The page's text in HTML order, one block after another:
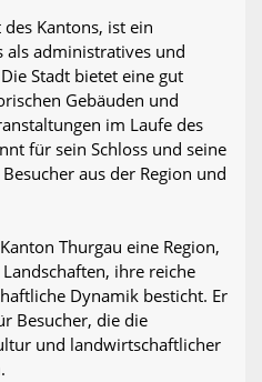
Kantons, ist ein
als administratives und
Stadt bietet eine gut
Gebäuden und
im Laufe des
für sein Schloss und seine
aus der Region und
Thurgau eine Region,
ihre reiche
Dynamik besticht. Er
Besucher, die die
und landwirtschaftlicher